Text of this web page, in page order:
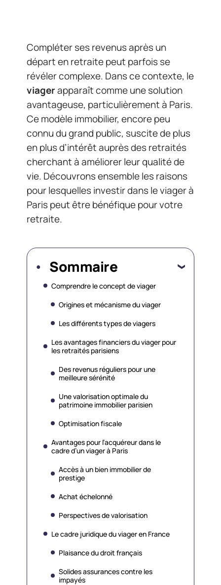
Compléter ses revenus après un
départ en retraite peut parfois se
révéler complexe. Dans ce contexte, le
viagerapparaît comme une solution
avantageuse, particulièrement à Paris.
Ce modèle immobilier, encore peu
connu du grand public, suscite de plus
en plus d’intérêt auprès des retraités
cherchant à améliorer leur qualité de
vie. Découvrons ensemble les raisons
pour lesquelles investir dans le viager à
Paris peut être bénéfique pour votre
retraite.
Sommaire
Comprendre le concept de viager
Origines et mécanisme du viager
Les différents types de viagers
Les avantages financiers du viager pour
les retraités parisiens
Des revenus réguliers pour une
meilleure sérénité
Une valorisation optimale du
patrimoine immobilier parisien
Optimisation fiscale
Avantages pour l’acquéreur dans le
cadre d’un viager à Paris
Accès à un bien immobilier de
prestige
Achat échelonné
Perspectives de valorisation
Le cadre juridique du viager en France
Plaisance du droit français
Solides assurances contre les
impayés